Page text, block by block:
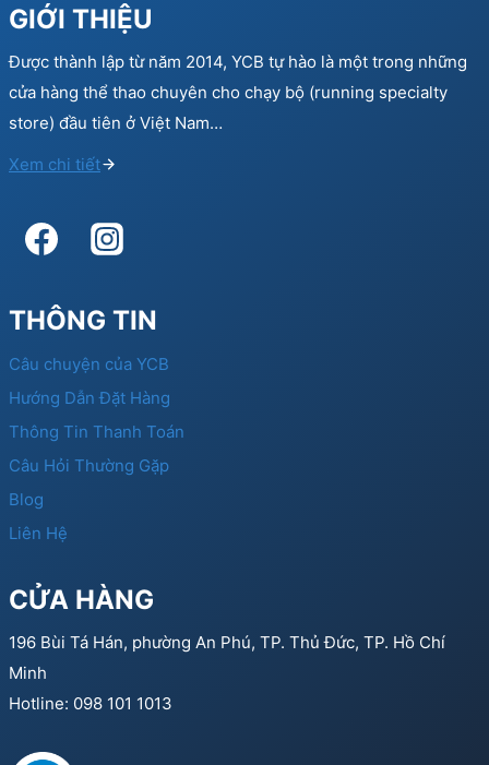
GIỚI THIỆU
Được thành lập từ năm 2014, YCB tự hào là một trong những
cửa hàng thể thao chuyên cho chạy bộ (running specialty
store) đầu tiên ở Việt Nam…
Xem chi tiết
THÔNG TIN
Câu chuyện của YCB
Hướng Dẫn Đặt Hàng
Thông Tin Thanh Toán
Câu Hỏi Thường Gặp
Blog
Liên Hệ
CỬA HÀNG
196 Bùi Tá Hán, phường An Phú, TP. Thủ Đức, TP. Hồ Chí
Minh
Hotline: 098 101 1013